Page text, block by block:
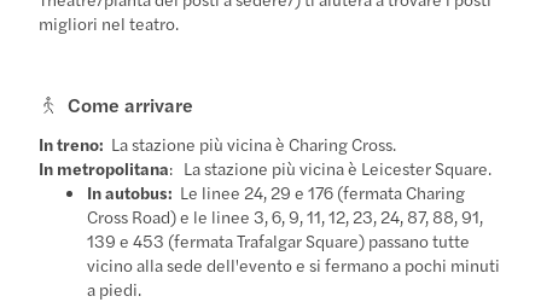
migliori nel teatro.
Come arrivare
In treno: La stazione più vicina è Charing Cross.
In metropolitana: La stazione più vicina è Leicester Square.
In autobus: Le linee 24, 29 e 176 (fermata Charing
Cross Road) e le linee 3, 6, 9, 11, 12, 23, 24, 87, 88, 91,
139 e 453 (fermata Trafalgar Square) passano tutte
vicino alla sede dell'evento e si fermano a pochi minuti
a piedi.